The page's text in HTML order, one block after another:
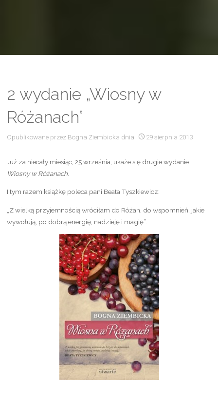
2 wydanie „Wiosny w
Różanach”
Opublikowane przez Bogna Ziembicka dnia 29 sierpnia 2013
Już za niecały miesiąc, 25 września, ukaże się drugie wydanie
Wiosny w Różanach.
I tym razem książkę poleca pani Beata Tyszkiewicz:
„Z wielką przyjemnością wróciłam do Różan, do wspomnień, jakie
wywołują, po dobrą energię, nadzieję i magię”.